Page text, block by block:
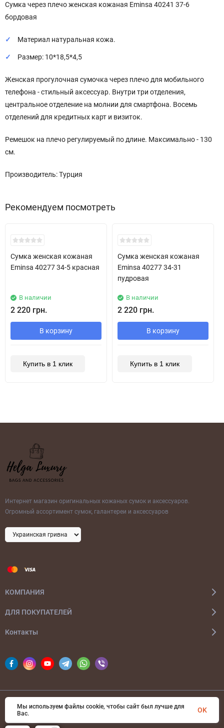
Сумка через плечо женская кожаная Eminsa 40241 37-6
бордовая
Материал натуральная кожа.
Размер: 10*18,5*4,5
Женская прогулочная сумочка через плечо для мобильного
телефона - стильный аксессуар. Внутри три отделения,
центральное отделение на молнии для смартфона. Восемь
отделений для кредитных карт и визиток.
Ремешок на плечо регулируемый по длине. Максимально - 130
см.
Производитель: Турция
Рекомендуем посмотреть
New!
Сумка женская кожаная
Eminsa 40277 34-5 красная
В наличии
2 220 грн.
В корзину
Купить в 1 клик
New!
Сумка женская кожаная
Eminsa 40277 34-31
пудровая
В наличии
2 220 грн.
В корзину
Купить в 1 клик
Интернет магазин оригинальных кожаных сумок и аксессуаров.
Огромный ассортимент сумок, галантереи и аксессуаров
КОМПАНИЯ
ДЛЯ ПОКУПАТЕЛЕЙ
Контакты
© 2026 bags-ua.com Все права защищены
Мы используем файлы cookie, чтобы сайт был лучше для
Вас.
OK